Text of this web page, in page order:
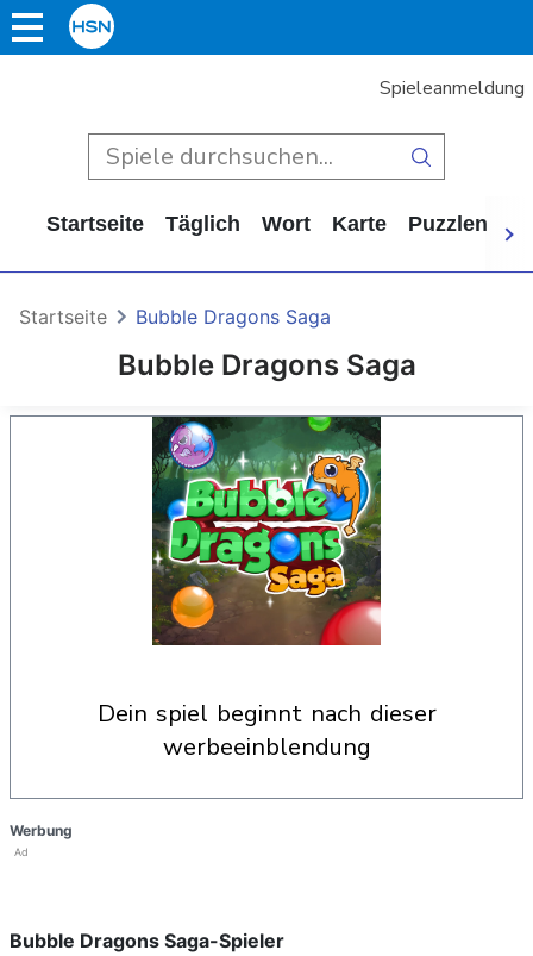
Spieleanmeldung
Startseite Täglich Wort Karte Puzzlen
Bubble Dragons Saga
Startseite Bubble Dragons Saga
dein spiel beginnt nach dieser
werbeeinblendung
Werbung
Ad
Bubble Dragons Saga-Spieler